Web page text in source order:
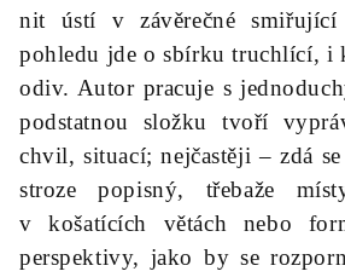
nit ústí v závěrečné smiřující
pohledu jde o sbírku truchlící, i
odiv. Autor pracuje s
podstatnou složku tvoří
chvil, situací; nejčastěji – zdá
stroze popisný, třebaže
v košatících větách nebo
perspektivy, jako by se